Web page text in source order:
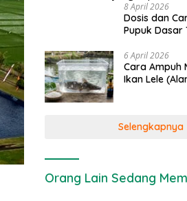
8 April 2026
Dosis dan
Pupuk Dasar
6 April 2026
Cara Ampuh
Ikan Lele
Selengkapnya
Orang Lain Sedang